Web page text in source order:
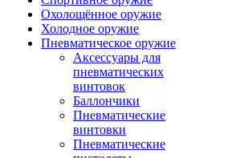
Охолощённое оружие
Холодное оружие
Пневматическое оружие
Аксессуары для
пневматических
винтовок
Баллончики
Пневматические
винтовки
Пневматические